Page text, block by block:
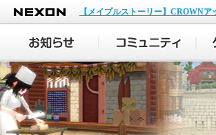
NEXON
【メイプルストーリー】CROWNア